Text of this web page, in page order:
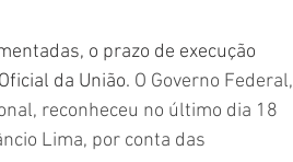
o prazo de execução
da União. O Governo Federal,
reconheceu no último dia 18
Lima, por conta das